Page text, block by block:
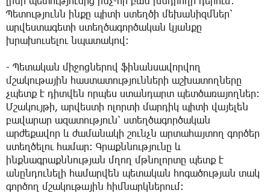
Պետությունն ինքը պիտի ստեղծի մեխանիզմներ՝
արվեստագետի ստեղծագործական կյանքը
խրախուսելու նպատակով։
- Պետական միջոցներով ֆինանսավորվող
մշակութային հաստատությունների աշխատողները
չպետք է դիտվեն որպես ստանդարտ պետծառայողներ։
Մշակույթի, արվեստի ոլորտի մարդիկ պիտի վայելեն
բավարար ազատություն՝ ստեղծագործական
արժեքավոր և ժամանակի շունչն արտահայտող գործեր
ստեղծելու համար։ Գրաքննությունը և
ինքնագրաքննության մղող մթնոլորտը պետք է
անընդունելի համարվեն պետական հոգածության տակ
գործող մշակութային հիմնարկներում։